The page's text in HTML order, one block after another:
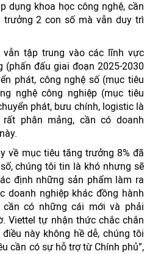
dụng khoa học công nghệ, cần
2 con số mà vẫn duy trì
vẫn tập trung vào các lĩnh vực
(phấn đấu giai đoạn 2025-2030
phát, công nghệ số (mục tiêu
nghệ công nghiệp (mục tiêu
phát, bưu chính, logistic là
phân mảng, cần có doanh
về mục tiêu tăng trưởng 8% đã
chúng tôi tin là khó nhưng sẽ
định những sản phẩm làm ra
doanh nghiệp khác đồng hành
cần có những cái mới và phải
Viettel tự nhận thức chắc chắn
này không hề dễ, chúng tôi
cần có sự hỗ trợ từ Chính phủ”,